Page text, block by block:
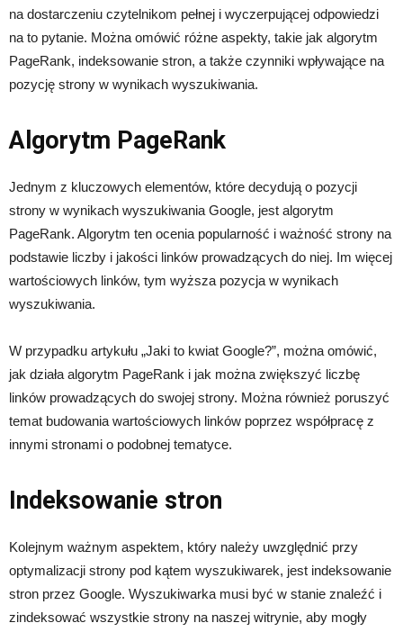
na dostarczeniu czytelnikom pełnej i wyczerpującej odpowiedzi
na to pytanie. Można omówić różne aspekty, takie jak algorytm
PageRank, indeksowanie stron, a także czynniki wpływające na
pozycję strony w wynikach wyszukiwania.
Algorytm PageRank
Jednym z kluczowych elementów, które decydują o pozycji
strony w wynikach wyszukiwania Google, jest algorytm
PageRank. Algorytm ten ocenia popularność i ważność strony na
podstawie liczby i jakości linków prowadzących do niej. Im więcej
wartościowych linków, tym wyższa pozycja w wynikach
wyszukiwania.
W przypadku artykułu „Jaki to kwiat Google?”, można omówić,
jak działa algorytm PageRank i jak można zwiększyć liczbę
linków prowadzących do swojej strony. Można również poruszyć
temat budowania wartościowych linków poprzez współpracę z
innymi stronami o podobnej tematyce.
Indeksowanie stron
Kolejnym ważnym aspektem, który należy uwzględnić przy
optymalizacji strony pod kątem wyszukiwarek, jest indeksowanie
stron przez Google. Wyszukiwarka musi być w stanie znaleźć i
zindeksować wszystkie strony na naszej witrynie, aby mogły